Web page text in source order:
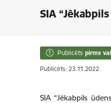
SIA
Publicēts pirms
Publicēts: 23.11.2022.
SIA “Jēkabpils